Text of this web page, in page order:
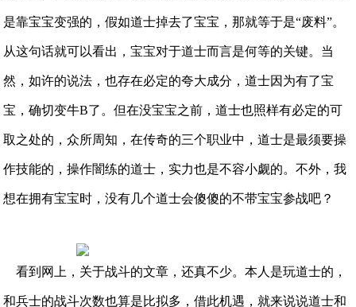
是靠宝宝变强的，假如道士掉去了宝宝，那就等于是“废料”。
从这句话就可以看出，宝宝对于道士而言是何等的关键。当
然，如许的说法，也存在必定的夸大成分，道士因为有了宝
宝，确切变牛B了。但在没宝宝之前，道士也照样有必定的可
取之处的，众所周知，在传奇的三个职业中，道士是最须要操
作技能的，操作闇练的道士，实力也是不容小觑的。不外，我
想在拥有宝宝时，没有几个道士会傻傻的不带宝宝参战吧？
看到网上，关于战斗的文章，还真不少。本人是玩道士的，
和兵士的战斗次数也算是比拟多，借此机遇，就来说说道士和